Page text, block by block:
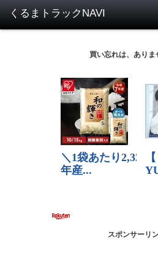
買い忘れは、ありま
スポンサーリ